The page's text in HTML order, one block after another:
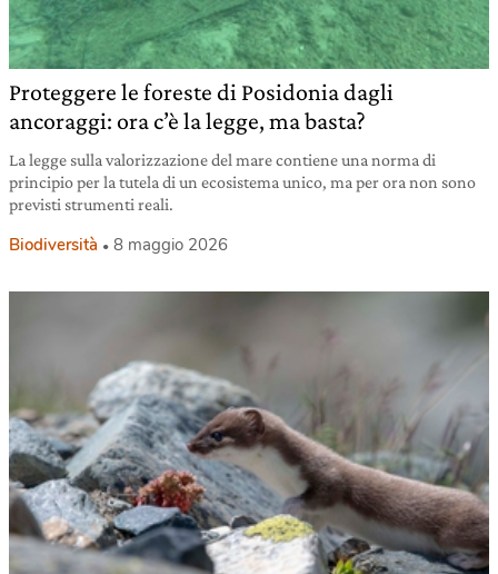
Proteggere le foreste di Posidonia dagli
ancoraggi: ora c’è la legge, ma basta?
La legge sulla valorizzazione del mare contiene una norma di
principio per la tutela di un ecosistema unico, ma per ora non sono
previsti strumenti reali.
Biodiversità 8 maggio 2026